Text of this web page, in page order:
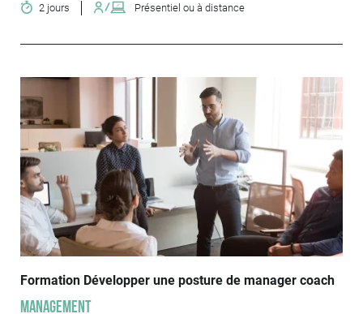
2 jours Présentiel ou à distance
Formation Développer une posture de manager coach
Management